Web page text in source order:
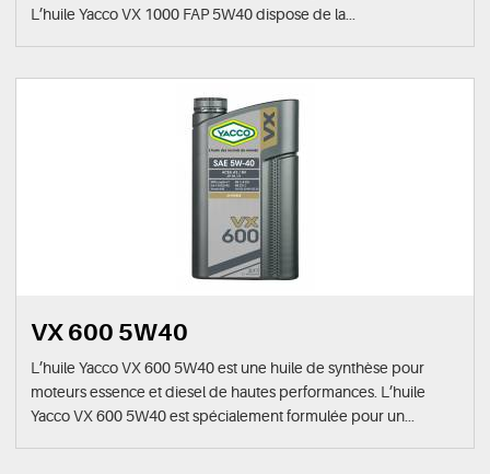
L’huile Yacco VX 1000 FAP 5W40 dispose de la...
VX 600 5W40
L’huile Yacco VX 600 5W40 est une huile de synthèse pour
moteurs essence et diesel de hautes performances. L’huile
Yacco VX 600 5W40 est spécialement formulée pour un...